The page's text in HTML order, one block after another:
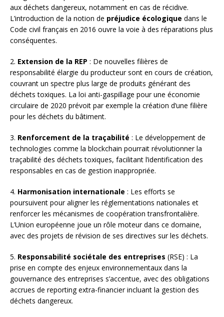
aux déchets dangereux, notamment en cas de récidive.
L’introduction de la notion de préjudice écologique dans le
Code civil français en 2016 ouvre la voie à des réparations plus
conséquentes.
2. Extension de la REP : De nouvelles filières de
responsabilité élargie du producteur sont en cours de création,
couvrant un spectre plus large de produits générant des
déchets toxiques. La loi anti-gaspillage pour une économie
circulaire de 2020 prévoit par exemple la création d’une filière
pour les déchets du bâtiment.
3. Renforcement de la traçabilité : Le développement de
technologies comme la blockchain pourrait révolutionner la
traçabilité des déchets toxiques, facilitant l’identification des
responsables en cas de gestion inappropriée.
4. Harmonisation internationale : Les efforts se
poursuivent pour aligner les réglementations nationales et
renforcer les mécanismes de coopération transfrontalière.
L’Union européenne joue un rôle moteur dans ce domaine,
avec des projets de révision de ses directives sur les déchets.
5. Responsabilité sociétale des entreprises (RSE) : La
prise en compte des enjeux environnementaux dans la
gouvernance des entreprises s’accentue, avec des obligations
accrues de reporting extra-financier incluant la gestion des
déchets dangereux.